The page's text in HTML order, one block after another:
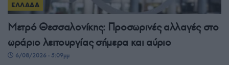
ΕΛΛΑΔΑ
Μετρό Θεσσαλονίκης: Προσωρινές αλλαγές στο
ωράριο λειτουργίας σήμερα και αύριο
6/08/2026 - 5:09μμ